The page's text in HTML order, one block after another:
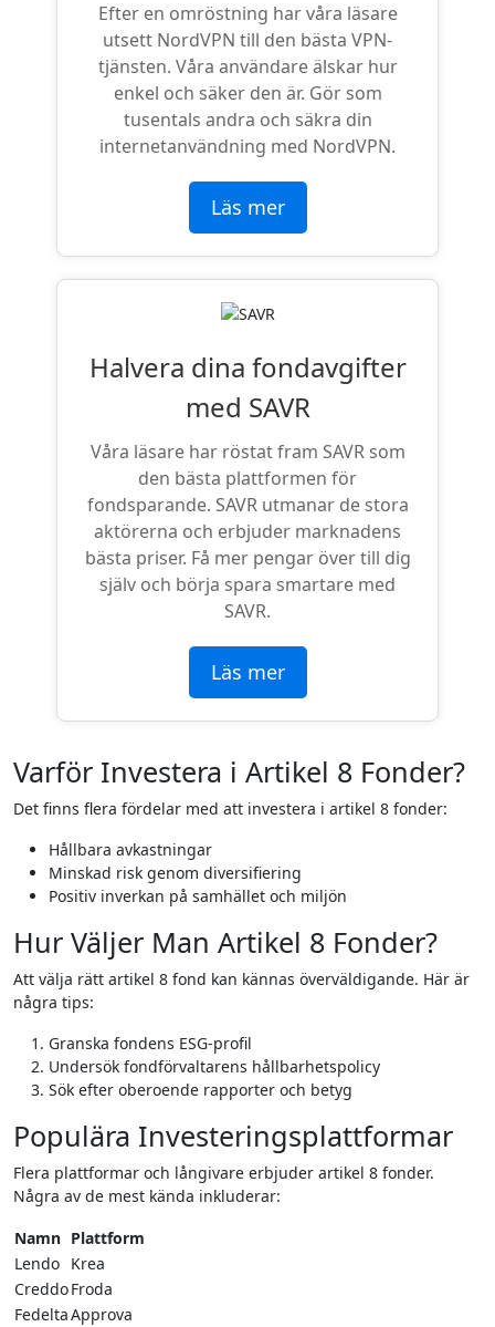
Efter en omröstning har våra läsare
utsett NordVPN till den bästa VPN-
tjänsten. Våra användare älskar hur
enkel och säker den är. Gör som
tusentals andra och säkra din
internetanvändning med NordVPN.
Läs mer
Halvera dina fondavgifter
med SAVR
Våra läsare har röstat fram SAVR som
den bästa plattformen för
fondsparande. SAVR utmanar de stora
aktörerna och erbjuder marknadens
bästa priser. Få mer pengar över till dig
själv och börja spara smartare med
SAVR.
Läs mer
Varför Investera i Artikel 8 Fonder?
Det finns flera fördelar med att investera i artikel 8 fonder:
Hållbara avkastningar
Minskad risk genom diversifiering
Positiv inverkan på samhället och miljön
Hur Väljer Man Artikel 8 Fonder?
Att välja rätt artikel 8 fond kan kännas överväldigande. Här är
några tips:
Granska fondens ESG-profil
Undersök fondförvaltarens hållbarhetspolicy
Sök efter oberoende rapporter och betyg
Populära Investeringsplattformar
Flera plattformar och långivare erbjuder artikel 8 fonder.
Några av de mest kända inkluderar:
Namn Plattform
Lendo Krea
CreddoFroda
FedeltaApprova